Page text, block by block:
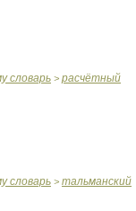
словарь > расчётный
словарь > тальманский